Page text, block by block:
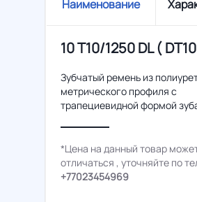
Наименование
10 T10/1250 DL (
Зубчатый ремень из
метрического профиля с
трапециевидной формой
*Цена на данный товар
отличаться , уточняйте по
+77023454969